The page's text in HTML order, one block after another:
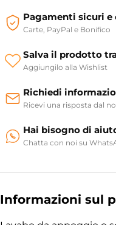
Pagamenti sicuri
Carte, PayPal e Bonifico
Salva il prodotto
Aggiungilo alla Wishlist
Richiedi
Ricevi una risposta dal
Hai bisogno di
Chatta con noi su
Informazioni sul